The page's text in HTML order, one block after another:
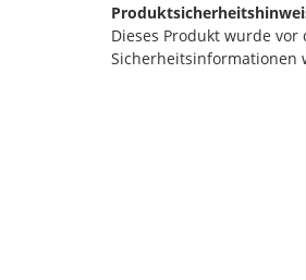
Dieses Produkt wurde
Sicherheitsinformationen